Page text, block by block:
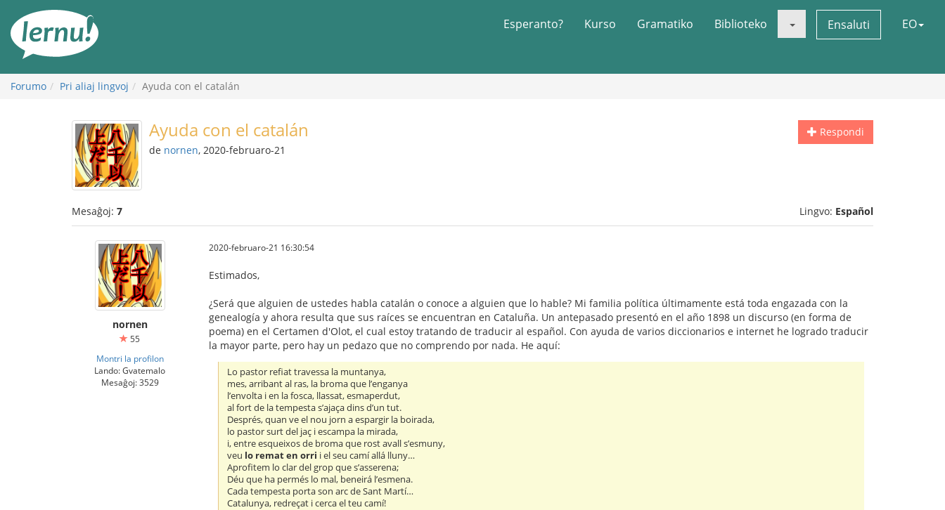
enhavo
Esperanto? Kurso Gramatiko Biblioteko Ensaluti EO
Forumo Pri aliaj lingvoj Ayuda con el catalán
Respondi
Ayuda con el catalán
de nornen, 2020-februaro-21
Mesaĝoj: 7 Lingvo: Español
nornen
55
Montri la profilon
Lando: Gvatemalo
Mesaĝoj: 3529
2020-februaro-21 16:30:54
Estimados,
¿Será que alguien de ustedes habla catalán o conoce a alguien que lo hable? Mi familia política últimamente está toda engazada con la
genealogía y ahora resulta que sus raíces se encuentran en Cataluña. Un antepasado presentó en el año 1898 un discurso (en forma de
poema) en el Certamen d'Olot, el cual estoy tratando de traducir al español. Con ayuda de varios diccionarios e internet he logrado traducir
la mayor parte, pero hay un pedazo que no comprendo por nada. He aquí:
Lo pastor refiat travessa la muntanya,
mes, arribant al ras, la broma que l’enganya
l’envolta i en la fosca, llassat, esmaperdut,
al fort de la tempesta s’ajaça dins d’un tut.
Després, quan ve el nou jorn a espargir la boirada,
lo pastor surt del jaç i escampa la mirada,
i, entre esqueixos de broma que rost avall s’esmuny,
veu lo remat en orri i el seu camí allá lluny…
Aprofitem lo clar del grop que s’asserena;
Déu que ha permés lo mal, beneirá l’esmena.
Cada tempesta porta son arc de Sant Martí…
Catalunya, redreçat i cerca el teu camí!